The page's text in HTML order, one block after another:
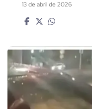
13 de abril de 2026